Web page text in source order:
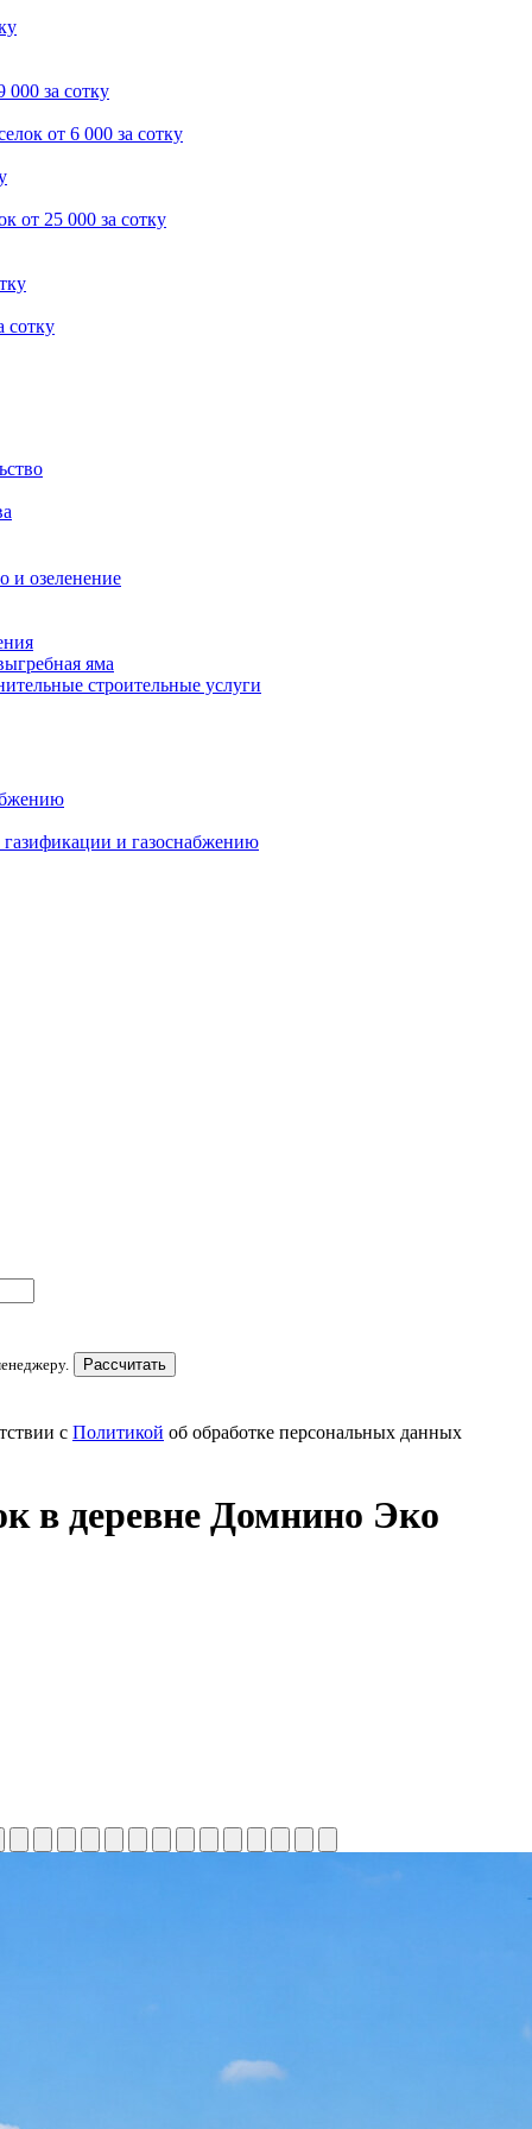
000 за сотку
от 6 000 за сотку
от 25 000 за сотку
сотку
и озеленение
яма
строительные услуги
газификации и газоснабжению
Рассчитать
с Политикой об обработке персональных данных
в деревне Домнино Эко